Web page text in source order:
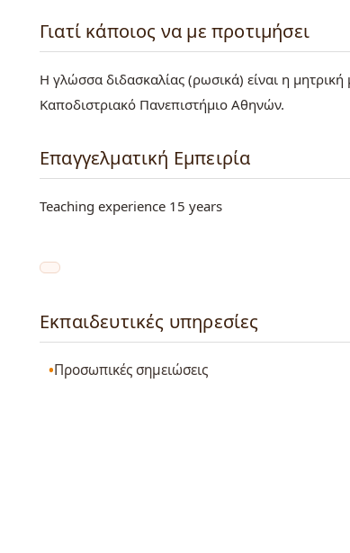
Γιατί κάποιος να με προτιμήσει
Η γλώσσα διδασκαλίας (ρωσικά) είναι η
Καποδιστριακό Πανεπιστήμιο Αθηνών.
Επαγγελματική Εμπειρία
Teaching experience 15 years
Εκπαιδευτικές υπηρεσίες
Προσωπικές σημειώσεις